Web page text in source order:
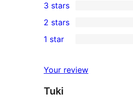
star
review
4-
star
reviews
0
3-
star
3 stars
2-
reviews
2 stars
star
reviews
1 star
Your review
Tuki